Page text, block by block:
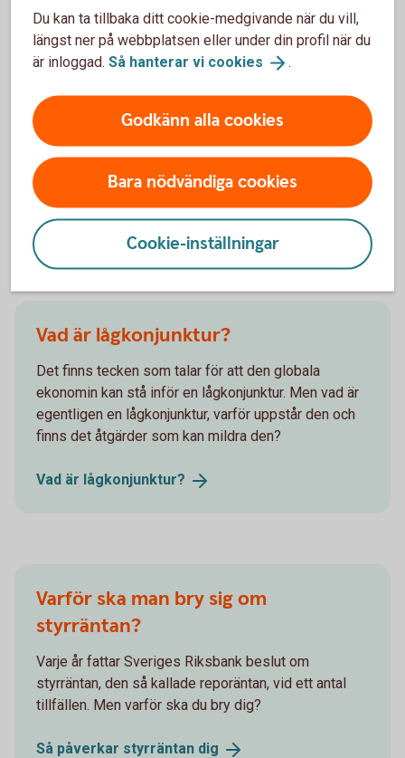
på en samhällsnivå kan det på sikt leda till hög
inflation och dyrare varor och tjänster. Ett sådant
förhöjt kostnadsläge kan i förlängningen innebära
tvingas avskeda. Om fler blir arbetslösa minskar
den sammanlagda konsumtionen i landet och
tillväxten minskar, vilket ytterligare kan spä på den
negativa utvecklingen. Så att hålla inflationen i
schack, är en delikat balansgång.
Andra läser också
Vad är lågkonjunktur?
Det finns tecken som talar för att den globala
ekonomin kan stå inför en lågkonjunktur. Men vad är
egentligen en lågkonjunktur, varför uppstår den och
finns det åtgärder som kan mildra den?
Vad är lågkonjunktur?
Varför ska man bry sig om
styrräntan?
Varje år fattar Sveriges Riksbank beslut om
styrräntan, den så kallade reporäntan, vid ett antal
tillfällen. Men varför ska du bry dig?
Så påverkar styrräntan dig
Du kan ta tillbaka ditt cookie-medgivande när du vill,
längst ner på webbplatsen eller under din profil när du
är inloggad. Så hanterar vi cookies .
Godkänn alla cookies
Bara nödvändiga cookies
Cookie-inställningar